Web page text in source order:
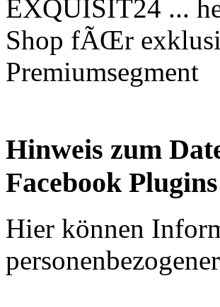
EXQUISIT24 ...
Shop fÃŒr
Premiumsegment
Hinweis zum
Facebook Plugins
Hier können